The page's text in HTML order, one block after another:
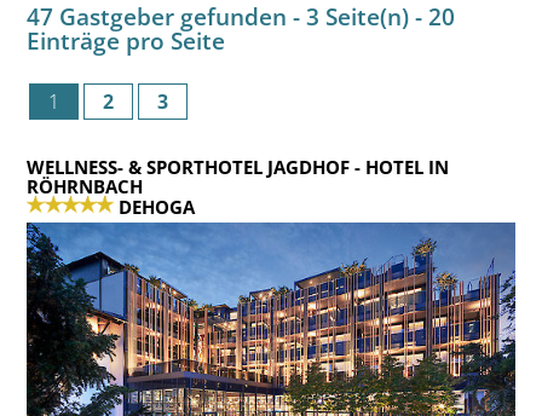
47 Gastgeber gefunden - 3 Seite(n) - 20
Einträge pro Seite
1 2 3
WELLNESS- & SPORTHOTEL JAGDHOF- HOTEL IN
RÖHRNBACH
DEHOGA